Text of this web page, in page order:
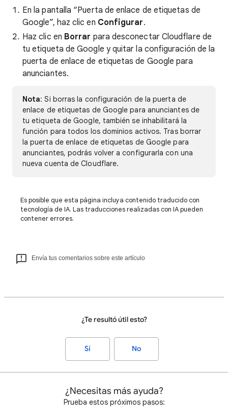
En la pantalla “Puerta de enlace de etiquetas de
Google”, haz clic en Configurar.
Haz clic en Borrar para desconectar Cloudflare de
tu etiqueta de Google y quitar la configuración de la
puerta de enlace de etiquetas de Google para
anunciantes.
Nota: Si borras la configuración de la puerta de
enlace de etiquetas de Google para anunciantes de
tu etiqueta de Google, también se inhabilitará la
función para todos los dominios activos. Tras borrar
la puerta de enlace de etiquetas de Google para
anunciantes, podrás volver a configurarla con una
nueva cuenta de Cloudflare.
Es posible que esta página incluya contenido traducido con
tecnología de IA. Las traducciones realizadas con IA pueden
contener errores.
Envía tus comentarios sobre este artículo
¿Te resultó útil esto?
Sí No
¿Necesitas más ayuda?
Prueba estos próximos pasos: